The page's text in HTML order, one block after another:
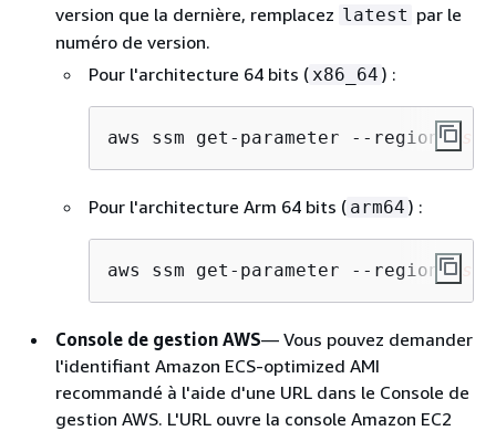
version que la dernière, remplacez latest par le
numéro de version.
Pour l'architecture 64 bits ( x86_64 ) :
aws ssm get-parameter --region us-
Pour l'architecture Arm 64 bits ( arm64 ) :
aws ssm get-parameter --region us-
Console de gestion AWS— Vous pouvez demander
l'identifiant Amazon ECS-optimized AMI
recommandé à l'aide d'une URL dans le Console de
gestion AWS. L'URL ouvre la console Amazon EC2